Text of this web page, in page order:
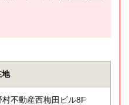
地
不動産西梅田ビル8F